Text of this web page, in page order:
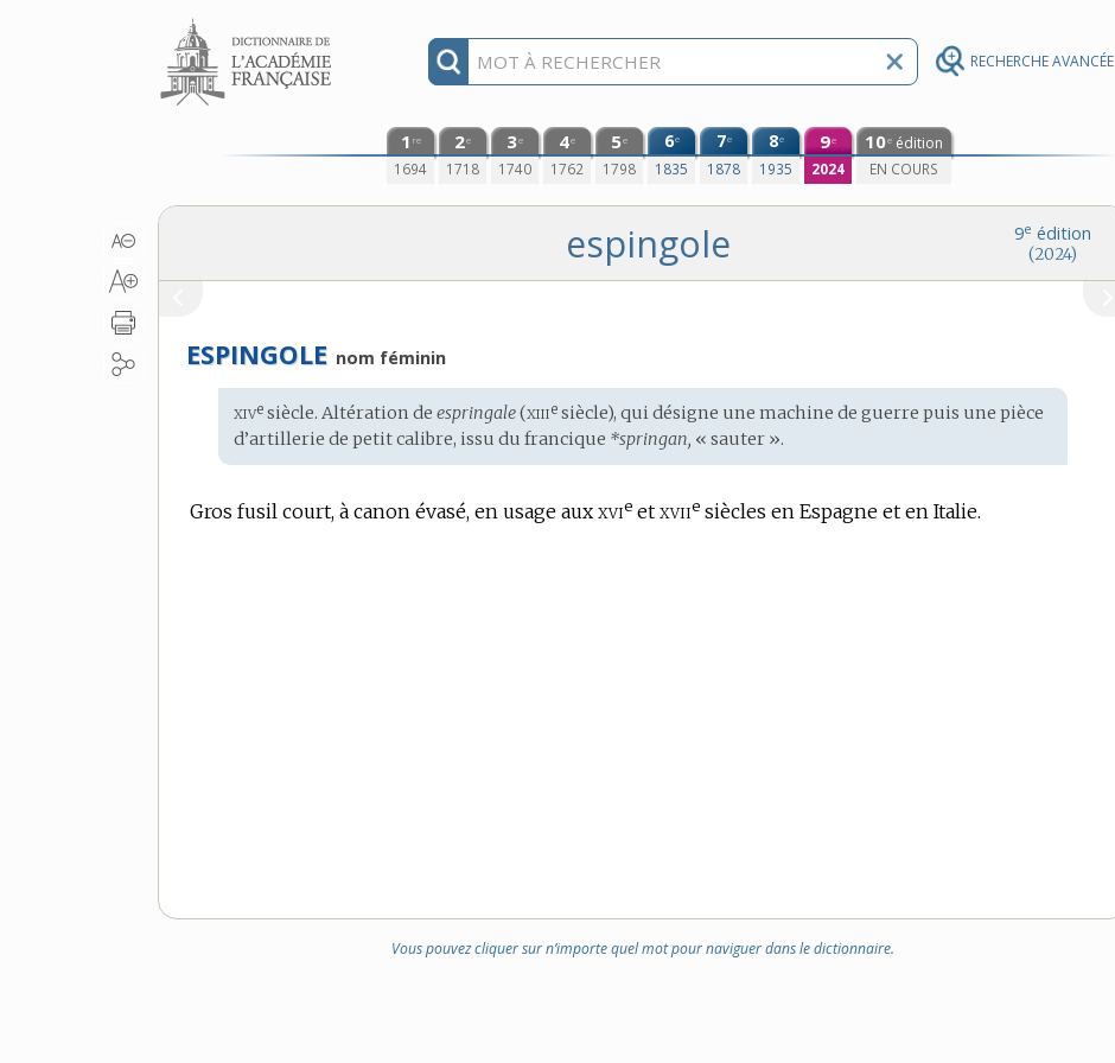
RECHERCHE AVANCÉE
Aller au contenu
1 re
1694
2e
1718
3e
1740
4e
1762
5e
1798
6e
1835
7e
1878
8e
1935
9e
2024
10e édition
EN COURS
9e édition
(2024)
espingole
ESPINGOLE nom féminin
Étymologie
:
xive siècle. Altération deespringale(xiiie siècle), qui désigne une machine de guerre puis une pièce
d’artillerie de petit calibre, issu dufrancique *springan, « sauter ».
Gros fusil court, à canon évasé, en usage aux xvie et xviie siècles en Espagne et en Italie.
Vous pouvez cliquer sur n’importe quel mot pour naviguer dans le dictionnaire.